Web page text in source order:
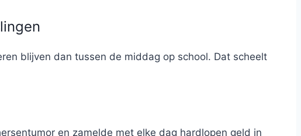
blijven dan tussen de middag op school. Dat scheelt
en zamelde met elke dag hardlopen geld in